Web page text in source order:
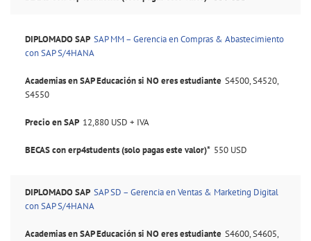
SAP MM – Gerencia en Compras & Abastecimiento
con SAP S/4HANA
S4500, S4520,
S4550
12,880 USD + IVA
550 USD
SAP SD – Gerencia en Ventas & Marketing Digital
con SAP S/4HANA
S4600, S4605,